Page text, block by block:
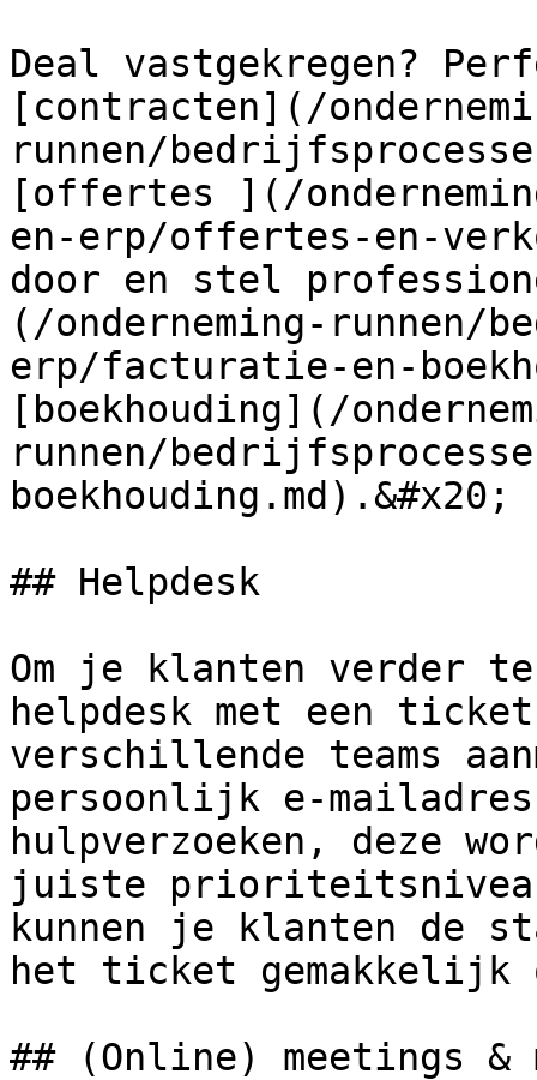
Deal vastgekregen?
[contracten](/
runnen/
[offertes ](/
en-erp/offertes-en-
door en stel
(/onderneming-runnen/
erp/facturatie-en-
[boekhouding](/
runnen/
boekhouding.md).&#x20;
## Helpdesk
Om je klanten verder
helpdesk met een
verschillende teams
persoonlijk e-
hulpverzoeken, deze
juiste
kunnen je klanten de
het ticket gemakkelijk
## (Online) meetings &